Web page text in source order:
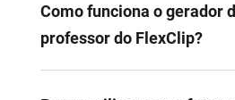
Como funciona o gerador
professor do FlexClip?